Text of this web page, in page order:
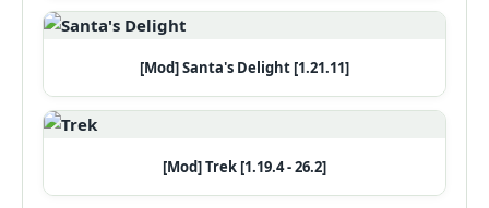
[Mod] Santa's Delight [1.21.11]
[Mod] Trek [1.19.4 - 26.2]